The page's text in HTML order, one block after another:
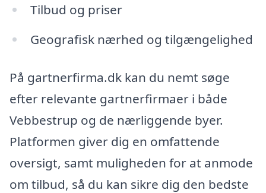
Tilbud og priser
Geografisk nærhed og tilgængelighed
På gartnerfirma.dk kan du nemt søge
efter relevante gartnerfirmaer i både
Vebbestrup og de nærliggende byer.
Platformen giver dig en omfattende
oversigt, samt muligheden for at anmode
om tilbud, så du kan sikre dig den bedste